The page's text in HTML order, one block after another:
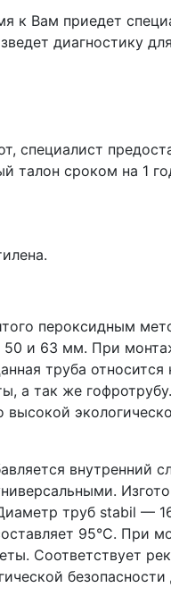
к Вам приедет
диагностику
специалист
талон сроком на 1
пероксидным
и 63 мм. При
труба относится
а так же
внутренний
труб stabil —
95°С. При
Cоответствует
безопасности